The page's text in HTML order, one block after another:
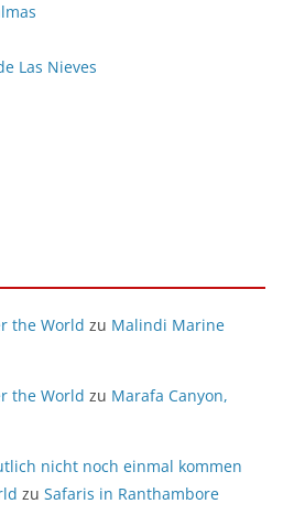
Las Nieves
the World zu Malindi Marine
the World zu Marafa Canyon,
nicht noch einmal kommen
zu Safaris in Ranthambore